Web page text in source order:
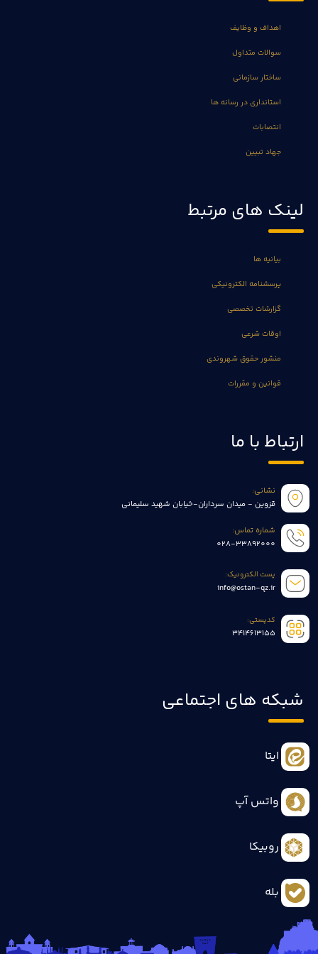
اهداف و وظایف
سوالات متداول
ساختار سازمانی
استانداری در رسانه ها
انتصابات
جهاد تبیین
لینک های مرتبط
بیانیه ها
پرسشنامه الکترونیکی
گزارشات تخصصی
اوقات شرعی
منشور حقوق شهروندی
قوانین و مقررات
ارتباط با ما
نشانی:
قزوین - میدان سرداران-خیابان شهید سلیمانی
شماره تماس:
028-33892000
پست الکترونیک:
info@ostan-qz.ir
کدپستی:
3414613155
شبکه های اجتماعی
ایتا
واتس آپ
روبیکا
بله